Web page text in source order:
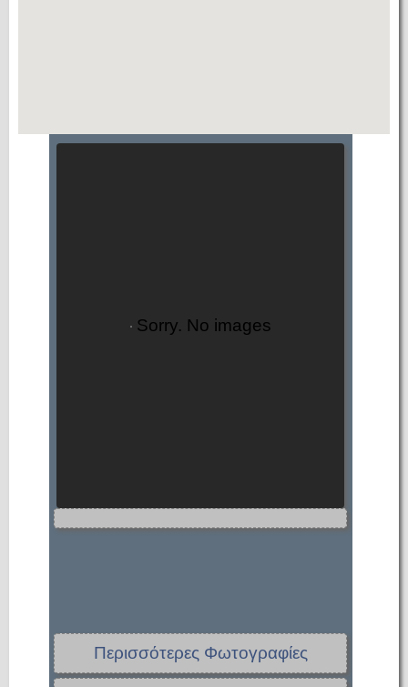
Sorry. No images
Περισσότερες Φωτογραφίες